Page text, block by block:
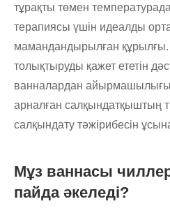
тұрақты төмен
терапиясы үшін идеалды
мамандандырылған
толықтыруды қажет ететін
ванналардан
арналған салқындатқыштың
салқындату тәжірибесін
Мұз ваннасы чиллер
пайда әкеледі?